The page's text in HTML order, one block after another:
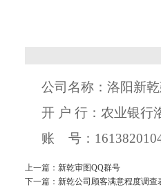
公司名称：洛阳新
开 户 行：农业银行
账 号：
上一篇： 新乾审图QQ群号
下一篇： 新乾公司顾客满意程度调查